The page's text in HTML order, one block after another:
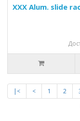
XXX Alum. slide
|< < 1 2